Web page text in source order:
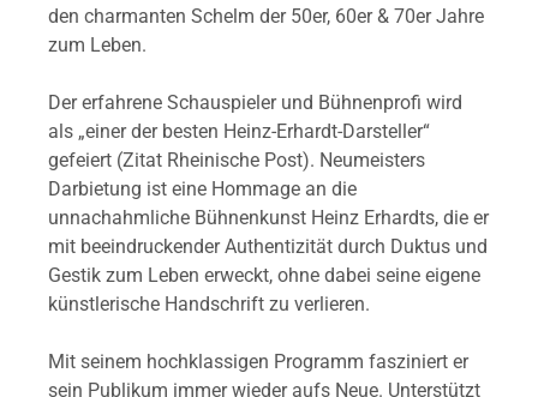
den charmanten Schelm der 50er, 60er & 70er Jahre
zum Leben.
Der erfahrene Schauspieler und Bühnenprofi wird
als „einer der besten Heinz-Erhardt-Darsteller“
gefeiert (Zitat Rheinische Post). Neumeisters
Darbietung ist eine Hommage an die
unnachahmliche Bühnenkunst Heinz Erhardts, die er
mit beeindruckender Authentizität durch Duktus und
Gestik zum Leben erweckt, ohne dabei seine eigene
künstlerische Handschrift zu verlieren.
Mit seinem hochklassigen Programm fasziniert er
sein Publikum immer wieder aufs Neue. Unterstützt